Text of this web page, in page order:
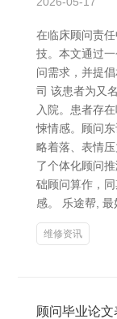
在临床顾问责
技。本文通过
问需求，并提
司 该患者为又
入院。患者存
悚情感。顾问
略着落、表情
了个体化顾问
础顾问算作，
感。 乐途帮,
维修资讯
顾问毕业论